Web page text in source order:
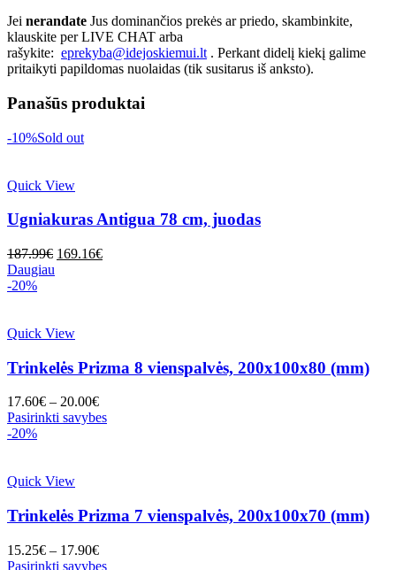
Jei nerandate Jus dominančios prekės ar priedo, skambinkite,
klauskite per LIVE CHAT arba
rašykite: eprekyba@idejoskiemui.lt . Perkant didelį kiekį galime
pritaikyti papildomas nuolaidas (tik susitarus iš anksto).
Panašūs produktai
-10%Sold out
Quick View
Ugniakuras Antigua 78 cm, juodas
187.99€ Original
169.16€Current
Daugiau
-20%
Quick View
Trinkelės Prizma 8 vienspalvės, 200x100x80 (mm)
17.60€ – 20.00€
Pasirinkti savybesThis
options
may
chosen
-20%
Quick View
Trinkelės Prizma 7 vienspalvės, 200x100x70 (mm)
15.25€ – 17.90€
Pasirinkti savybesThis